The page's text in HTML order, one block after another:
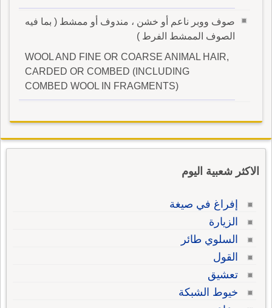
صوف ووبر ناعم أو خشن ، مندوف أو ممشط ( بما فيه
الصوف الممشط الفرط )
WOOL AND FINE OR COARSE ANIMAL HAIR,
CARDED OR COMBED (INCLUDING
COMBED WOOL IN FRAGMENTS)
الاكثر شعبية اليوم
إفراغ في صيغة
الزيارة
السلوي طائر
القول
تعشيق
خيوط الشبكة